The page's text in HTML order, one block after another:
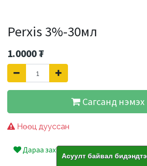
Perxis 3%-30мл
1.0000₮
Сагсанд нэмэх
Нөөц дууссан
Дараа захиалах
Асуулт байвал